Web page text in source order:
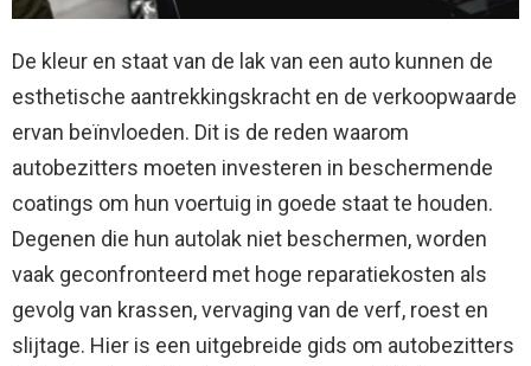
De kleur en staat van de lak van een auto kunnen de
esthetische aantrekkingskracht en de verkoopwaarde
ervan beïnvloeden. Dit is de reden waarom
autobezitters moeten investeren in beschermende
coatings om hun voertuig in goede staat te houden.
Degenen die hun autolak niet beschermen, worden
vaak geconfronteerd met hoge reparatiekosten als
gevolg van krassen, vervaging van de verf, roest en
slijtage. Hier is een uitgebreide gids om autobezitters